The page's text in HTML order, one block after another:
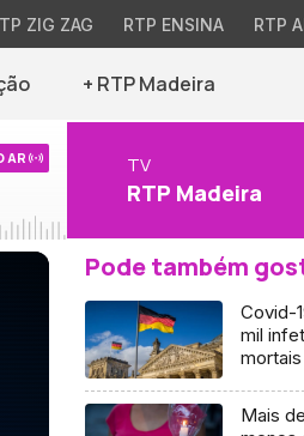
ZIG ZAG RTP ENSINA RTP
+ RTP Madeira
AR TV
RTP Madeira
Pode também
Covid-
mil
mortais
Mais